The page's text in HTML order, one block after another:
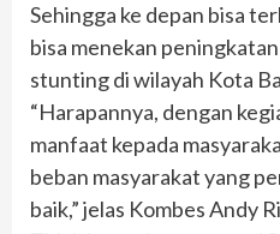
Sehingga ke depan bisa
bisa menekan
stunting di wilayah Kota
“Harapannya, dengan
manfaat kepada
beban masyarakat yang
baik,” jelas Kombes Andy